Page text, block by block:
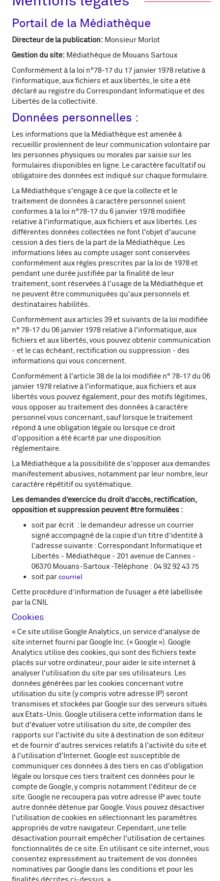
Portail de la Médiathèque
Directeur de la publication: Monsieur Morlot
Gestion du site: Médiathèque de Mouans Sartoux
Conformément à la loi n°78-17 du 17 janvier 1978 relative à
l’informatique, aux fichiers et aux libertés, le site a été
déclaré au registre du Correspondant Informatique et des
Libertés de la collectivité.
Données personnelles :
Les informations que la Médiathèque est amenée à
recueillir proviennent de leur communication volontaire par
les personnes physiques ou morales par saisie sur les
formulaires disponibles en ligne. Le caractère facultatif ou
obligatoire des données est indiqué sur chaque formulaire.
La Médiathèque s'engage à ce que la collecte et le
traitement de données à caractère personnel soient
conformes à la loi n°78-17 du 6 janvier 1978 modifiée
relative à l'informatique, aux fichiers et aux libertés. Les
différentes données collectées ne font l'objet d'aucune
cession à des tiers de la part de la Médiathèque. Les
informations liées au compte usager sont conservées
conformément aux règles prescrites par la loi de 1978 et
pendant une durée justifiée par la finalité de leur
traitement, sont réservées à l'usage de la Médiathèque et
ne peuvent être communiquées qu'aux personnels et
destinataires habilités.
Conformément aux articles 39 et suivants de la loi modifiée
n° 78-17 du 06 janvier 1978 relative à l'informatique, aux
fichiers et aux libertés, vous pouvez obtenir communication
- et le cas échéant, rectification ou suppression - des
informations qui vous concernent.
Conformément à l'article 38 de la loi modifiée n° 78-17 du 06
janvier 1978 relative à l'informatique, aux fichiers et aux
libertés vous pouvez également, pour des motifs légitimes,
vous opposer au traitement des données à caractère
personnel vous concernant, sauf lorsque le traitement
répond à une obligation légale ou lorsque ce droit
d'opposition a été écarté par une disposition
réglementaire.
La Médiathèque a la possibilité de s'opposer aux demandes
manifestement abusives, notamment par leur nombre, leur
caractère répétitif ou systématique.
Les demandes d’exercice du droit d’accès, rectification,
opposition et suppression peuvent être formulées :
soit par écrit : le demandeur adresse un courrier
signé accompagné de la copie d’un titre d’identité à
l'adresse suivante : Correspondant Informatique et
Libertés - Médiathèque - 201 avenue de Cannes -
06370 Mouans-Sartoux -Téléphone : 04 92 92 43 75
soit parcourriel
Cette procédure d’information de l’usager a été labellisée
par la CNIL
Cookies
« Ce site utilise Google Analytics, un service d'analyse de
site internet fourni par Google Inc. (« Google »). Google
Analytics utilise des cookies, qui sont des fichiers texte
placés sur votre ordinateur, pour aider le site internet à
analyser l'utilisation du site par ses utilisateurs. Les
données générées par les cookies concernant votre
utilisation du site (y compris votre adresse IP) seront
transmises et stockées par Google sur des serveurs situés
aux Etats-Unis. Google utilisera cette information dans le
but d'évaluer votre utilisation du site, de compiler des
rapports sur l'activité du site à destination de son éditeur
et de fournir d'autres services relatifs à l'activité du site et
à l'utilisation d'Internet. Google est susceptible de
communiquer ces données à des tiers en cas d'obligation
légale ou lorsque ces tiers traitent ces données pour le
compte de Google, y compris notamment l'éditeur de ce
site. Google ne recoupera pas votre adresse IP avec toute
autre donnée détenue par Google. Vous pouvez désactiver
l'utilisation de cookies en sélectionnant les paramètres
appropriés de votre navigateur. Cependant, une telle
désactivation pourrait empêcher l'utilisation de certaines
fonctionnalités de ce site. En utilisant ce site internet, vous
consentez expressément au traitement de vos données
nominatives par Google dans les conditions et pour les